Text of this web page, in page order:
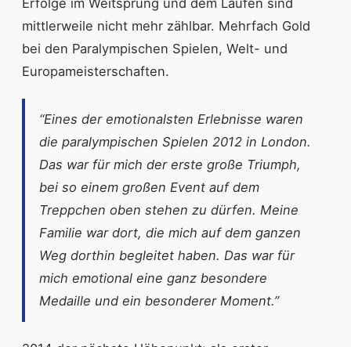
Erfolge im Weitsprung und dem Laufen sind
mittlerweile nicht mehr zählbar. Mehrfach Gold
bei den Paralympischen Spielen, Welt- und
Europameisterschaften.
“Eines der emotionalsten Erlebnisse waren
die paralympischen Spielen 2012 in London.
Das war für mich der erste große Triumph,
bei so einem großen Event auf dem
Treppchen oben stehen zu dürfen. Meine
Familie war dort, die mich auf dem ganzen
Weg dorthin begleitet haben. Das war für
mich emotional eine ganz besondere
Medaille und ein besonderer Moment.”